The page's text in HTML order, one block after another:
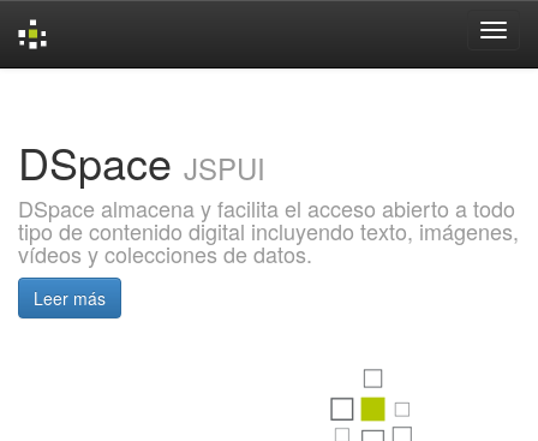
DSpace JSPUI
DSpace almacena y facilita el acceso abierto a todo
tipo de contenido digital incluyendo texto, imágenes,
vídeos y colecciones de datos.
Leer más